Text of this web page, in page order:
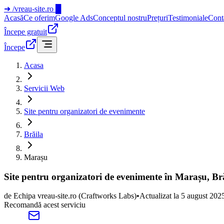
➜ /vreau-site.ro
AcasăCe oferimGoogle AdsConceptul nostruPrețuriTestimoniale
Începe gratuit
Începe
Acasa
Servicii Web
Site pentru organizatori de evenimente
Brăila
Marașu
Site pentru organizatori de evenimente în Marașu,
de Echipa vreau-site.ro (Craftworks Labs)•Actualizat la 5 august
Recomandă acest serviciu